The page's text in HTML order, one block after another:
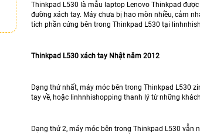
Thinkpad L530 là mẫu laptop Lenovo Thinkpad
đường xách tay. Máy chưa bị hao mòn nhiều, cảm
tích phần cứng bên trong Thinkpad L530 tại
Thinkpad L530 xách tay Nhật năm 2012
Dạng thứ nhất, máy móc bên trong Thinkpad L530
tay về, hoặc linhnhishopping thanh lý từ những
Dạng thứ 2, máy móc bên trong Thinkpad L530 vẫn